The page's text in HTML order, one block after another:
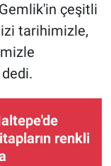
çeşitli
tarihimizle,
renkli